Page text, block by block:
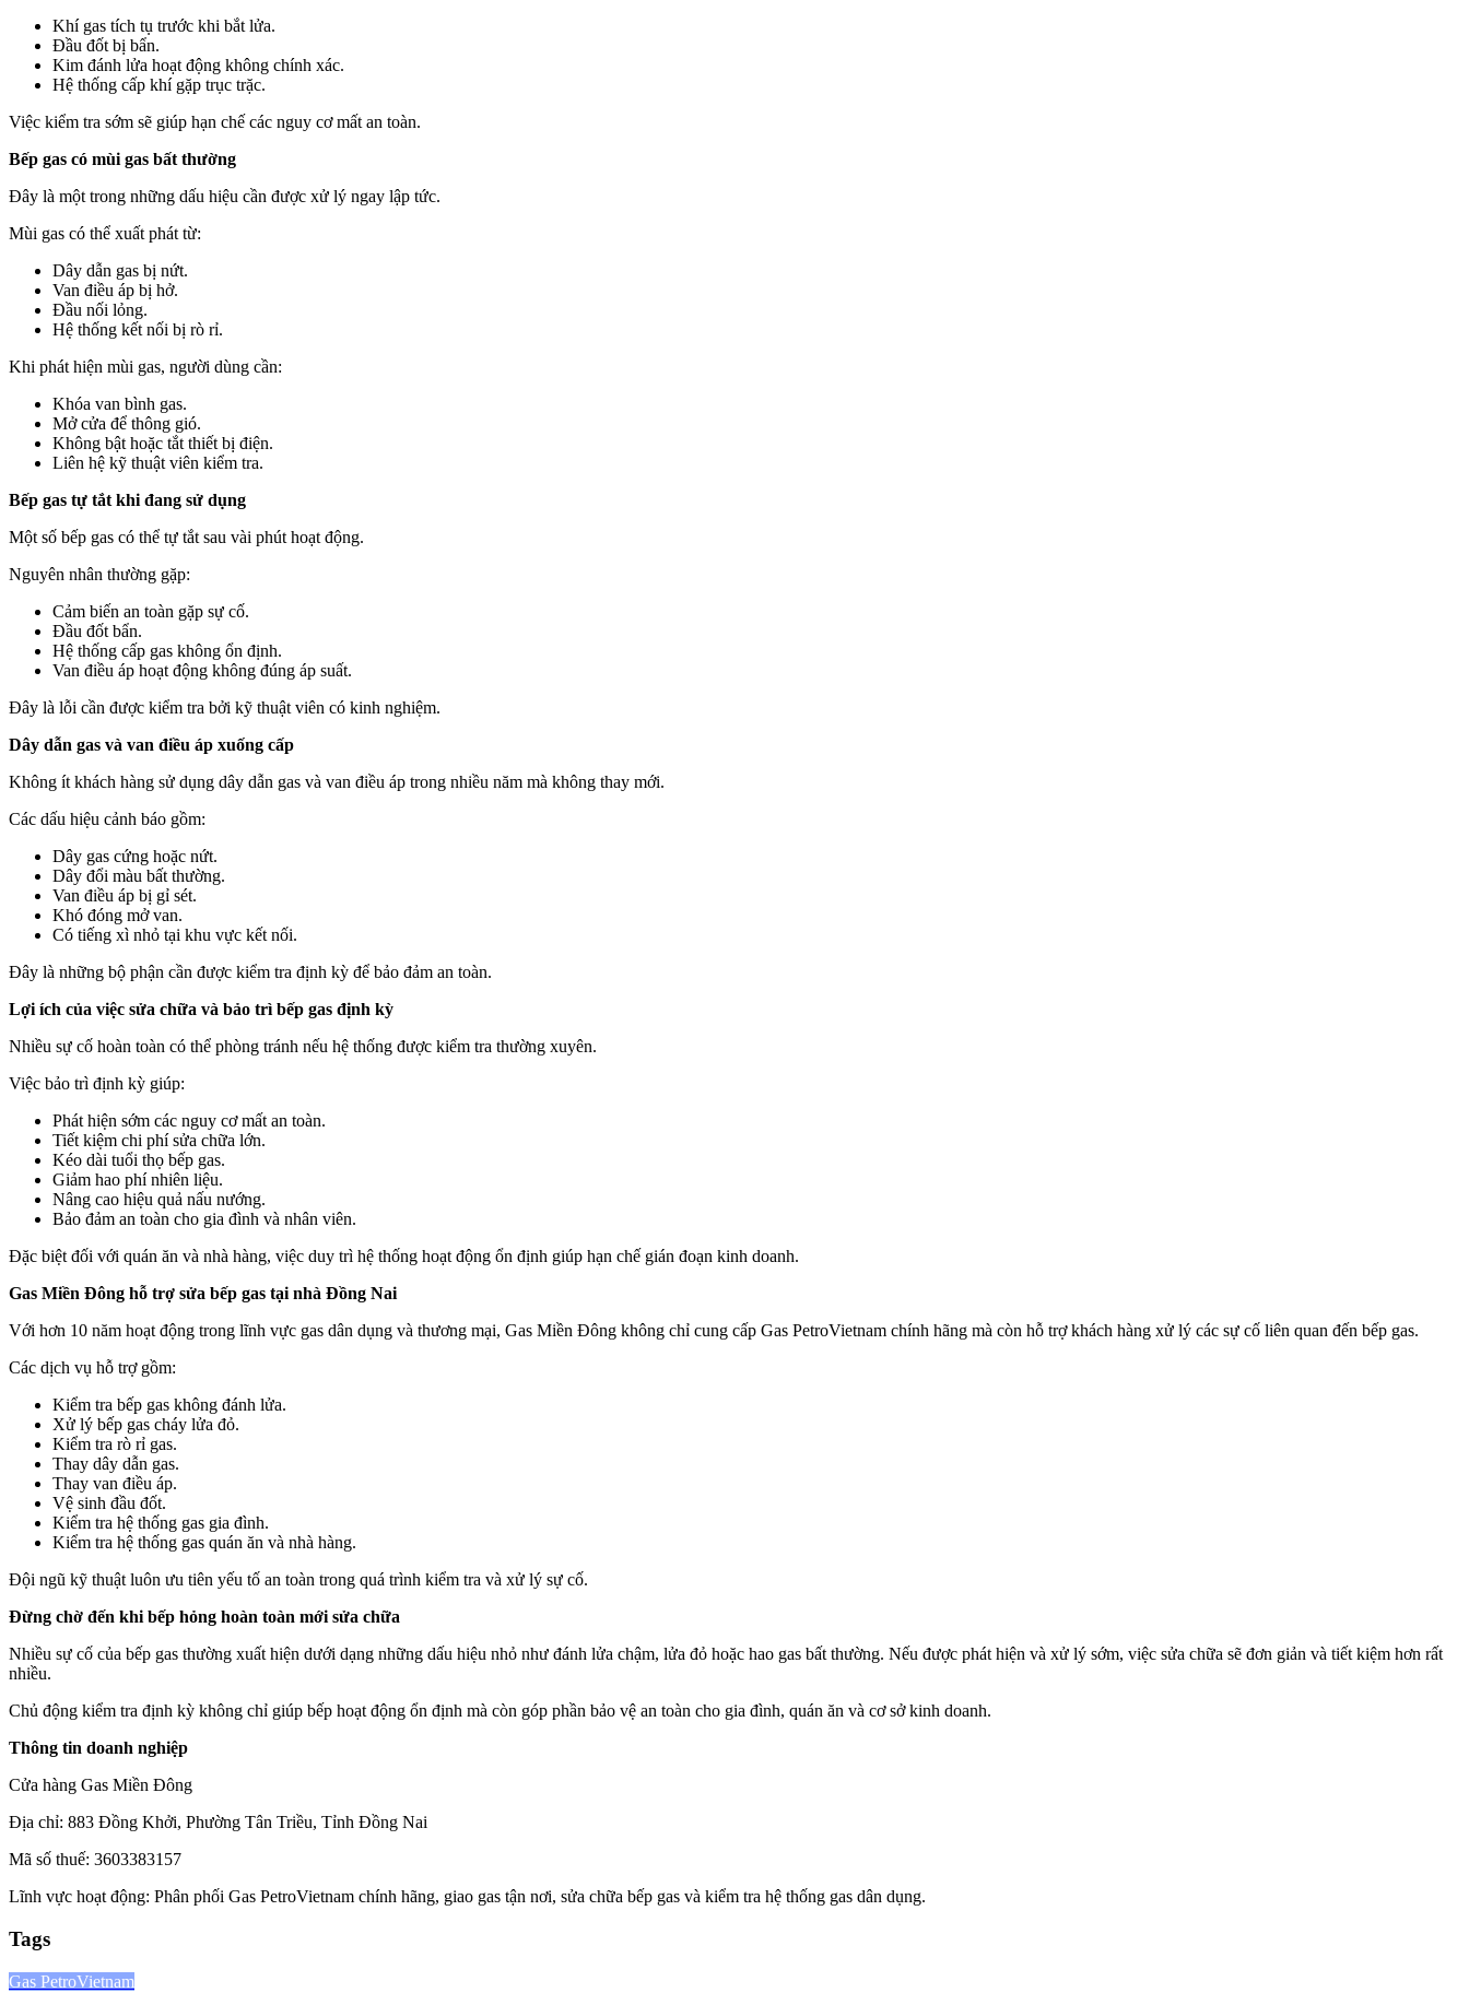
Khí gas tích tụ trước khi bắt lửa.
Đầu đốt bị bẩn.
Kim đánh lửa hoạt động không chính xác.
Hệ thống cấp khí gặp trục trặc.
Việc kiểm tra sớm sẽ giúp hạn chế các nguy cơ mất an toàn.
Bếp gas có mùi gas bất thường
Đây là một trong những dấu hiệu cần được xử lý ngay lập tức.
Mùi gas có thể xuất phát từ:
Dây dẫn gas bị nứt.
Van điều áp bị hở.
Đầu nối lỏng.
Hệ thống kết nối bị rò rỉ.
Khi phát hiện mùi gas, người dùng cần:
Khóa van bình gas.
Mở cửa để thông gió.
Không bật hoặc tắt thiết bị điện.
Liên hệ kỹ thuật viên kiểm tra.
Bếp gas tự tắt khi đang sử dụng
Một số bếp gas có thể tự tắt sau vài phút hoạt động.
Nguyên nhân thường gặp:
Cảm biến an toàn gặp sự cố.
Đầu đốt bẩn.
Hệ thống cấp gas không ổn định.
Van điều áp hoạt động không đúng áp suất.
Đây là lỗi cần được kiểm tra bởi kỹ thuật viên có kinh nghiệm.
Dây dẫn gas và van điều áp xuống cấp
Không ít khách hàng sử dụng dây dẫn gas và van điều áp trong nhiều năm mà không thay mới.
Các dấu hiệu cảnh báo gồm:
Dây gas cứng hoặc nứt.
Dây đổi màu bất thường.
Van điều áp bị gỉ sét.
Khó đóng mở van.
Có tiếng xì nhỏ tại khu vực kết nối.
Đây là những bộ phận cần được kiểm tra định kỳ để bảo đảm an toàn.
Lợi ích của việc sửa chữa và bảo trì bếp gas định kỳ
Nhiều sự cố hoàn toàn có thể phòng tránh nếu hệ thống được kiểm tra thường xuyên.
Việc bảo trì định kỳ giúp:
Phát hiện sớm các nguy cơ mất an toàn.
Tiết kiệm chi phí sửa chữa lớn.
Kéo dài tuổi thọ bếp gas.
Giảm hao phí nhiên liệu.
Nâng cao hiệu quả nấu nướng.
Bảo đảm an toàn cho gia đình và nhân viên.
Đặc biệt đối với quán ăn và nhà hàng, việc duy trì hệ thống hoạt động ổn định giúp hạn chế gián đoạn kinh doanh.
Gas Miền Đông hỗ trợ sửa bếp gas tại nhà Đồng Nai
Với hơn 10 năm hoạt động trong lĩnh vực gas dân dụng và thương mại, Gas Miền Đông không chỉ cung cấp Gas PetroVietnam chính hãng mà còn hỗ trợ khách hàng xử lý các sự cố liên quan đến bếp gas.
Các dịch vụ hỗ trợ gồm:
Kiểm tra bếp gas không đánh lửa.
Xử lý bếp gas cháy lửa đỏ.
Kiểm tra rò rỉ gas.
Thay dây dẫn gas.
Thay van điều áp.
Vệ sinh đầu đốt.
Kiểm tra hệ thống gas gia đình.
Kiểm tra hệ thống gas quán ăn và nhà hàng.
Đội ngũ kỹ thuật luôn ưu tiên yếu tố an toàn trong quá trình kiểm tra và xử lý sự cố.
Đừng chờ đến khi bếp hỏng hoàn toàn mới sửa chữa
Nhiều sự cố của bếp gas thường xuất hiện dưới dạng những dấu hiệu nhỏ như đánh lửa chậm, lửa đỏ hoặc hao gas bất thường. Nếu được phát hiện và xử lý sớm, việc sửa chữa sẽ đơn giản và tiết kiệm hơn rất
nhiều.
Chủ động kiểm tra định kỳ không chỉ giúp bếp hoạt động ổn định mà còn góp phần bảo vệ an toàn cho gia đình, quán ăn và cơ sở kinh doanh.
Thông tin doanh nghiệp
Cửa hàng Gas Miền Đông
Địa chỉ: 883 Đồng Khởi, Phường Tân Triều, Tỉnh Đồng Nai
Mã số thuế: 3603383157
Lĩnh vực hoạt động: Phân phối Gas PetroVietnam chính hãng, giao gas tận nơi, sửa chữa bếp gas và kiểm tra hệ thống gas dân dụng.
Tags
Gas PetroVietnam